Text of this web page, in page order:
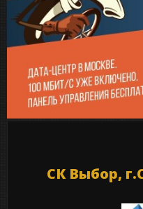
СК Выбор,